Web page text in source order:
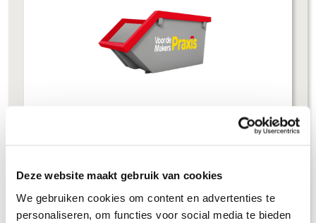
Deze website maakt gebruik van cookies
We gebruiken cookies om content en advertenties te
personaliseren, om functies voor social media te bieden
Houtafval €199,-